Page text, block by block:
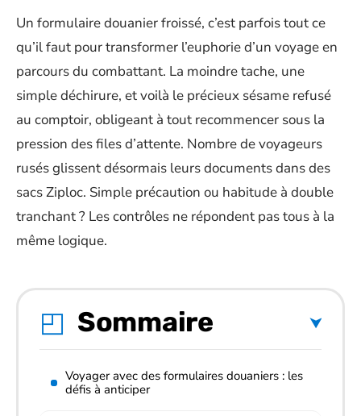
Un formulaire douanier froissé, c’est parfois tout ce
qu’il faut pour transformer l’euphorie d’un voyage en
parcours du combattant. La moindre tache, une
simple déchirure, et voilà le précieux sésame refusé
au comptoir, obligeant à tout recommencer sous la
pression des files d’attente. Nombre de voyageurs
rusés glissent désormais leurs documents dans des
sacs Ziploc. Simple précaution ou habitude à double
tranchant ? Les contrôles ne répondent pas tous à la
même logique.
Sommaire
Voyager avec des formulaires douaniers : les
défis à anticiper